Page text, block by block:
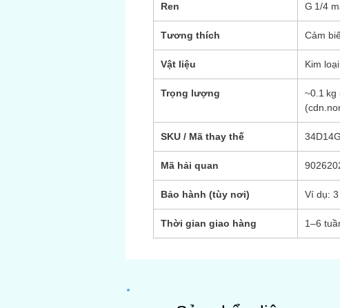
Ren G 1/4
Tương thích Cảm
Vật liệu Kim
Trọng lượng
~0.1 kg
SKU / Mã thay thế
Mã hải quan
Bảo hành (tùy nơi) Ví dụ: 3
Thời gian giao hàng 1–6